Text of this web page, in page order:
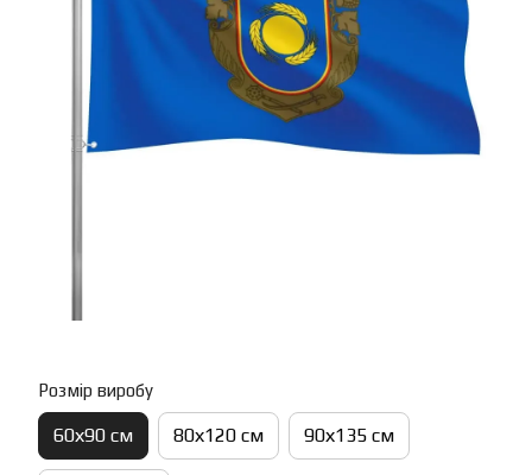
Розмір виробу
60х90 см 80х120 см 90х135 см